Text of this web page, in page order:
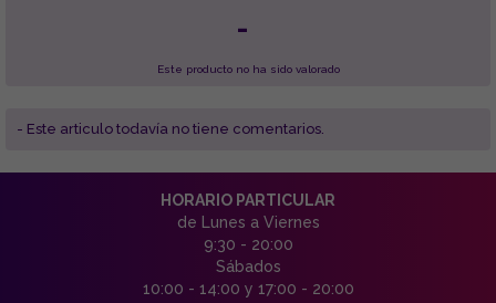
-
Este producto no ha sido valorado
- Este articulo todavía no tiene comentarios.
HORARIO PARTICULAR
de Lunes a Viernes
9:30 - 20:00
Sábados
10:00 - 14:00 y 17:00 - 20:00